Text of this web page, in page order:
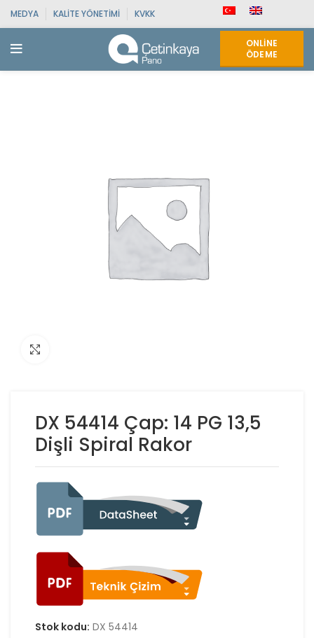
MEDYA KALITE YÖNETIMI KVKK
ONLINE
ÖDEME
DX 54414 Çap: 14 PG 13,5
Dişli Spiral Rakor
Stok kodu: DX 54414